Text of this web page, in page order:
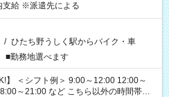
支給 ※派遣先による
/ ひたち野うしく駅からバイク・車
勤務地選べます
～
ど こちら以外の時間帯も